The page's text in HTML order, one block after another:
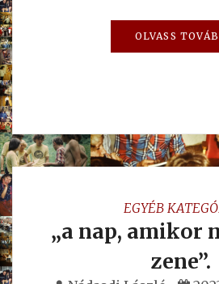
OLVASS
EGYÉB
„a nap, amikor
zene”.